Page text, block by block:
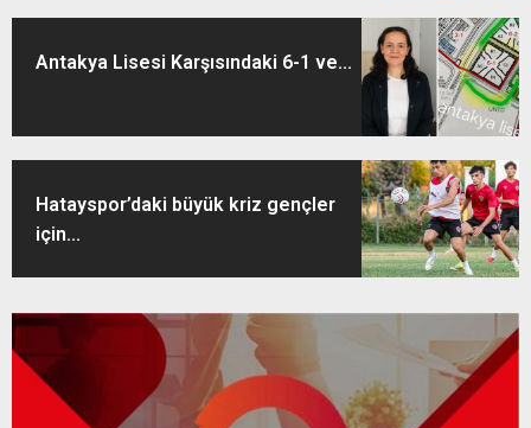
Antakya Lisesi Karşısındaki 6-1 ve...
Hatayspor’daki büyük kriz gençler
için...